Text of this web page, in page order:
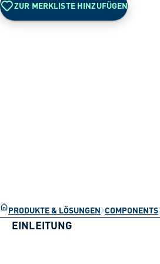
ZUR MERKLISTE HINZUFÜGEN
PRODUKTE & LÖSUNGEN COMPONENTS
EINLEITUNG